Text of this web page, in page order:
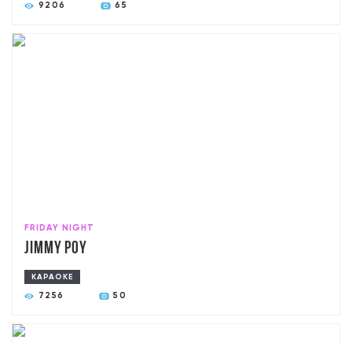
9206 65
FRIDAY NIGHT
Jimmy poy
КАРАОКЕ
7256 50